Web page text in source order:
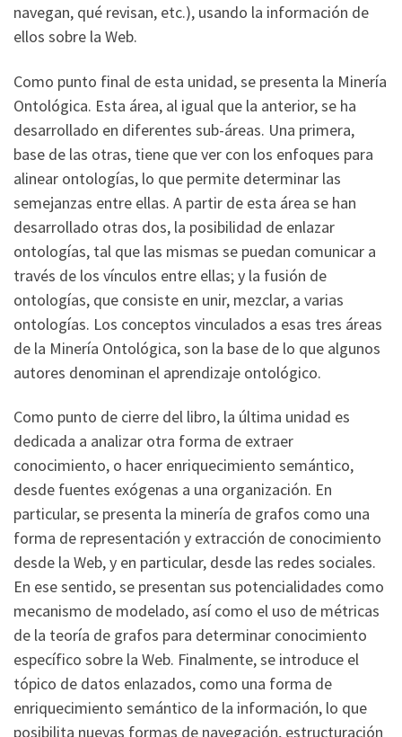
navegan, qué revisan, etc.), usando la información de
ellos sobre la Web.
Como punto final de esta unidad, se presenta la Minería
Ontológica. Esta área, al igual que la anterior, se ha
desarrollado en diferentes sub-áreas. Una primera,
base de las otras, tiene que ver con los enfoques para
alinear ontologías, lo que permite determinar las
semejanzas entre ellas. A partir de esta área se han
desarrollado otras dos, la posibilidad de enlazar
ontologías, tal que las mismas se puedan comunicar a
través de los vínculos entre ellas; y la fusión de
ontologías, que consiste en unir, mezclar, a varias
ontologías. Los conceptos vinculados a esas tres áreas
de la Minería Ontológica, son la base de lo que algunos
autores denominan el aprendizaje ontológico.
Como punto de cierre del libro, la última unidad es
dedicada a analizar otra forma de extraer
conocimiento, o hacer enriquecimiento semántico,
desde fuentes exógenas a una organización. En
particular, se presenta la minería de grafos como una
forma de representación y extracción de conocimiento
desde la Web, y en particular, desde las redes sociales.
En ese sentido, se presentan sus potencialidades como
mecanismo de modelado, así como el uso de métricas
de la teoría de grafos para determinar conocimiento
específico sobre la Web. Finalmente, se introduce el
tópico de datos enlazados, como una forma de
enriquecimiento semántico de la información, lo que
posibilita nuevas formas de navegación, estructuración